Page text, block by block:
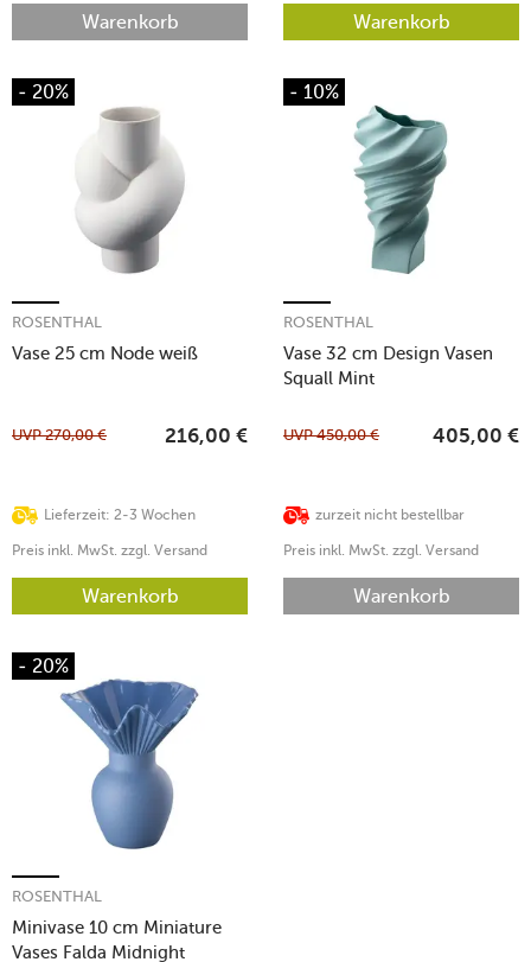
Warenkorb Warenkorb
- 20%
Vase 25 cm Node weiß
ROSENTHAL
Lieferzeit: 2-3 Wochen
UVP270,00 € 216,00 €
Preis inkl. MwSt. zzgl. Versand
Warenkorb
- 10%
Vase 32 cm Design Vasen
Squall Mint
ROSENTHAL
zurzeit nicht bestellbar
UVP450,00 € 405,00 €
Preis inkl. MwSt. zzgl. Versand
Warenkorb
- 20%
Minivase 10 cm Miniature
Vases Falda Midnight
ROSENTHAL